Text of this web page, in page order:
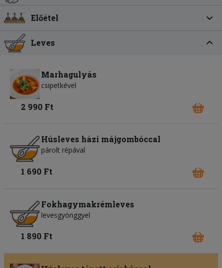
Előétel
Leves
Marhagulyás
csipetkével
2 990 Ft
Húsleves házi májgombóccal
párolt répával
1 690 Ft
Fokhagymakrémleves
levesgyönggyel
1 890 Ft